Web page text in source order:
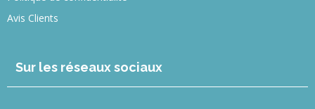
Avis Clients
Sur les réseaux sociaux